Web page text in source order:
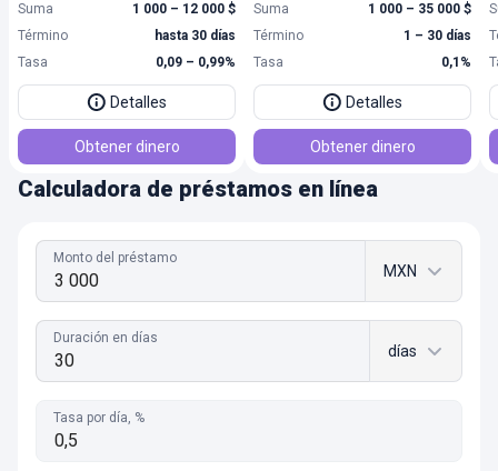
Suma
1 000 – 12 000 $
Término
hasta 30 días
Tasa
0,09 – 0,99%
Detalles
Obtener dinero
Suma
1 000 – 35 000 $
Término
1 – 30 días
Tasa
0,1%
Detalles
Obtener dinero
Calculadora de préstamos en línea
Monto del préstamo
MXN
Duración en días
días
Tasa por día, %